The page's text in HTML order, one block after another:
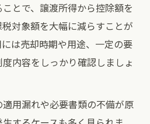
とで、譲渡所得から控除額を
対象額を大幅に減らすことが
は売却時期や用途、一定の要
内容をしっかり確認しましょ
用漏れや必要書類の不備が原